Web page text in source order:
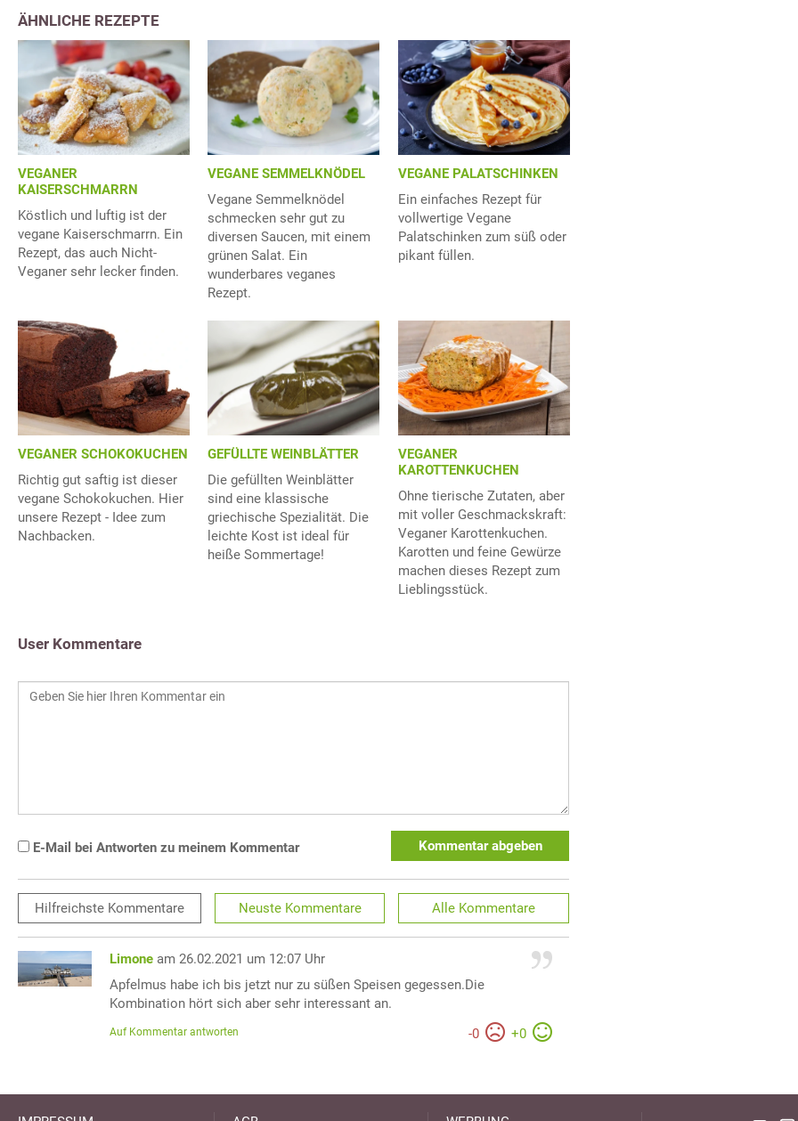
ÄHNLICHE REZEPTE
VEGANER
KAISERSCHMARRN
Köstlich und luftig ist der
vegane Kaiserschmarrn. Ein
Rezept, das auch Nicht-
Veganer sehr lecker finden.
VEGANE SEMMELKNÖDEL
Vegane Semmelknödel
schmecken sehr gut zu
diversen Saucen, mit einem
grünen Salat. Ein
wunderbares veganes
Rezept.
VEGANE PALATSCHINKEN
Ein einfaches Rezept für
vollwertige Vegane
Palatschinken zum süß oder
pikant füllen.
VEGANER SCHOKOKUCHEN
Richtig gut saftig ist dieser
vegane Schokokuchen. Hier
unsere Rezept - Idee zum
Nachbacken.
GEFÜLLTE WEINBLÄTTER
Die gefüllten Weinblätter
sind eine klassische
griechische Spezialität. Die
leichte Kost ist ideal für
heiße Sommertage!
VEGANER
KAROTTENKUCHEN
Ohne tierische Zutaten, aber
mit voller Geschmackskraft:
Veganer Karottenkuchen.
Karotten und feine Gewürze
machen dieses Rezept zum
Lieblingsstück.
User Kommentare
E-Mail bei Antworten zu meinem Kommentar Kommentar abgeben
Hilfreichste Kommentare Neuste Kommentare Alle Kommentare
Limone am 26.02.2021 um 12:07 Uhr
Apfelmus habe ich bis jetzt nur zu süßen Speisen gegessen.Die
Kombination hört sich aber sehr interessant an.
-0 +0
Auf Kommentar antworten